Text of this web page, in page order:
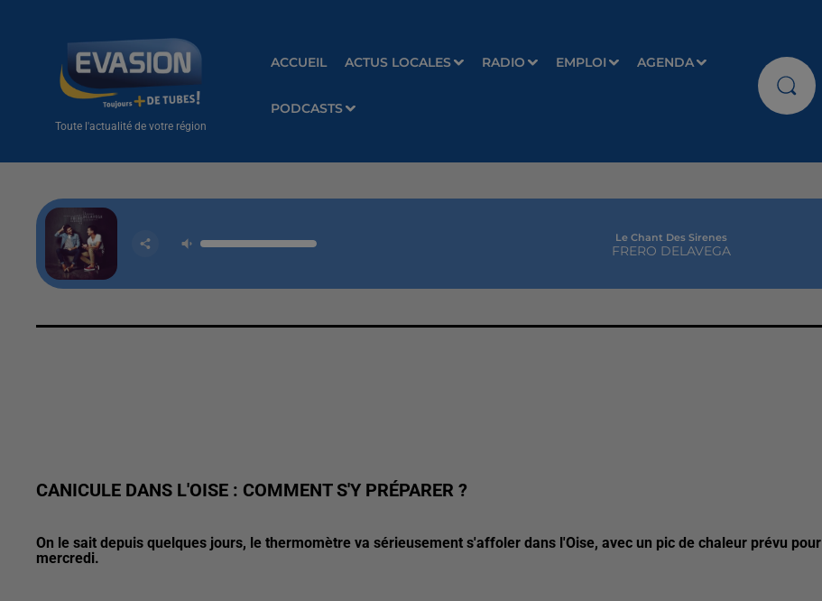
Toute l'actualité de votre région
ACCUEIL ACTUS LOCALES RADIO EMPLOI AGENDA
PODCASTS
Le Chant Des Sirenes
FRERO DELAVEGA
CANICULE DANS L'OISE : COMMENT S'Y PRÉPARER ?
On le sait depuis quelques jours, le thermomètre va sérieusement s'affoler dans l'Oise, avec un pic de chaleur prévu pour
mercredi.